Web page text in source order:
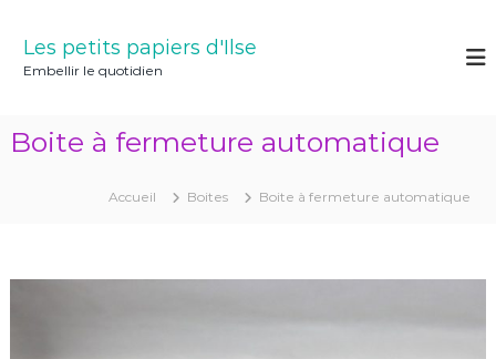
Les petits papiers d'Ilse
Embellir le quotidien
Boite à fermeture automatique
Accueil Boites Boite à fermeture automatique